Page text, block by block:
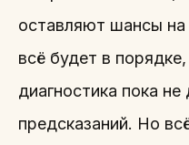
оставляют шансы
всё будет в
диагностика пока
предсказаний. Но